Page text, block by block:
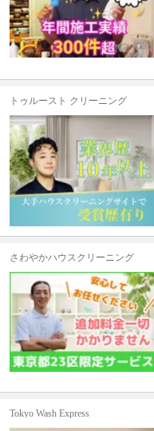
トゥルースト クリーニング
さわやかハウスクリーニング
Tokyo Wash Express